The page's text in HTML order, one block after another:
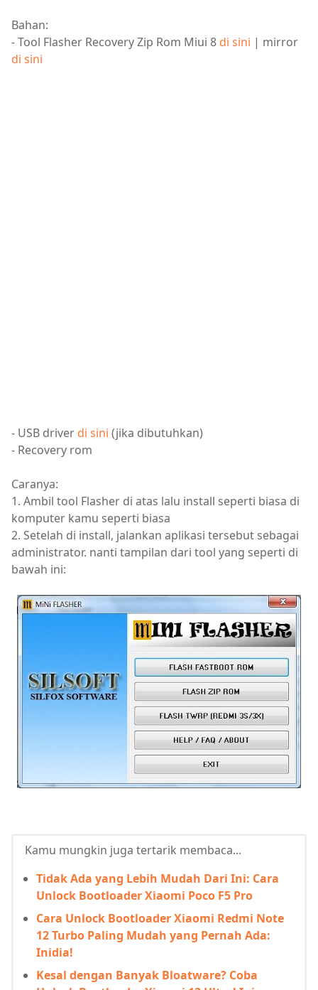
Bahan:
- Tool Flasher Recovery Zip Rom Miui 8 di sini | mirror
di sini
- USB driver di sini (jika dibutuhkan)
- Recovery rom
Caranya:
1. Ambil tool Flasher di atas lalu install seperti biasa di
komputer kamu seperti biasa
2. Setelah di install, jalankan aplikasi tersebut sebagai
administrator. nanti tampilan dari tool yang seperti di
bawah ini:
Kamu mungkin juga tertarik membaca...
Tidak Ada yang Lebih Mudah Dari Ini: Cara
Unlock Bootloader Xiaomi Poco F5 Pro
Cara Unlock Bootloader Xiaomi Redmi Note
12 Turbo Paling Mudah yang Pernah Ada:
Inidia!
Kesal dengan Banyak Bloatware? Coba